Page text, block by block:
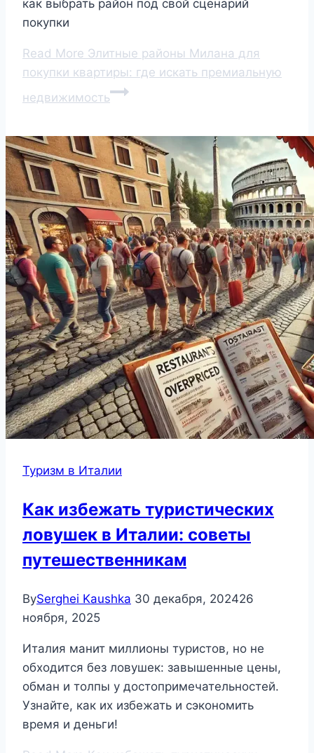
как выбрать район под свой сценарий
покупки
Read More Элитные районы Милана для
покупки квартиры: где искать премиальную
недвижимость
Туризм в Италии
Как избежать туристических
ловушек в Италии: советы
путешественникам
BySerghei Kaushka 30 декабря, 202426
ноября, 2025
Италия манит миллионы туристов, но не
обходится без ловушек: завышенные цены,
обман и толпы у достопримечательностей.
Узнайте, как их избежать и сэкономить
время и деньги!